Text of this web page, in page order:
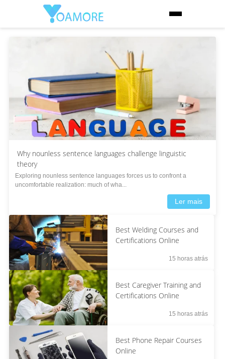
Why nounless sentence languages challenge linguistic
theory
Exploring nounless sentence languages forces us to confront a
uncomfortable realization: much of wha...
Ler mais
Best Welding Courses and
Certifications Online
15 horas atrás
Best Caregiver Training and
Certifications Online
15 horas atrás
Best Phone Repair Courses
Online